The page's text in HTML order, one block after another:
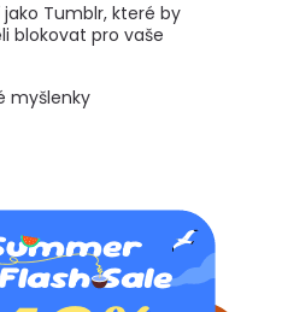
jako Tumblr, které by
blokovat pro vaše
myšlenky